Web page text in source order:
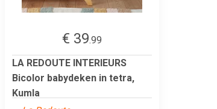
€ 39.99
LA REDOUTE INTERIEURS
Bicolor babydeken in tetra,
Kumla